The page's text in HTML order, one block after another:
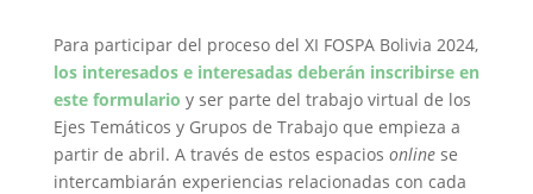
Para participar del proceso del XI FOSPA Bolivia 2024,
los interesados e interesadas deberán inscribirse en
este formulario y ser parte del trabajo virtual de los
Ejes Temáticos y Grupos de Trabajo que empieza a
partir de abril. A través de estos espacios onlinese
intercambiarán experiencias relacionadas con cada